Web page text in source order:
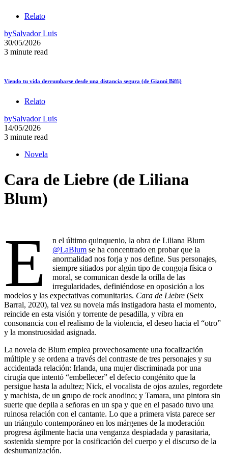
Relato
bySalvador Luis
30/05/2026
3 minute read
Viendo tu vida derrumbarse desde una distancia segura (de Gianni Biffi)
Relato
bySalvador Luis
14/05/2026
3 minute read
Novela
Cara de Liebre (de Liliana
Blum)
E
n el último quinquenio, la obra de Liliana Blum
@LaBlum se ha concentrado en probar que la
anormalidad nos forja y nos define. Sus personajes,
siempre sitiados por algún tipo de congoja física o
moral, se comunican desde la orilla de las
irregularidades, definiéndose en oposición a los
modelos y las expectativas comunitarias. Cara de Liebre (Seix
Barral, 2020), tal vez su novela más instigadora hasta el momento,
reincide en esta visión y torrente de pesadilla, y vibra en
consonancia con el realismo de la violencia, el deseo hacia el “otro”
y la monstruosidad asignada.
La novela de Blum emplea provechosamente una focalización
múltiple y se ordena a través del contraste de tres personajes y su
accidentada relación: Irlanda, una mujer discriminada por una
cirugía que intentó “embellecer” el defecto congénito que la
persigue hasta la adultez; Nick, el vocalista de ojos azules, regordete
y machista, de un grupo de rock anodino; y Tamara, una pintora sin
suerte que depila a señoras en un spa y que en el pasado tuvo una
ruinosa relación con el cantante. Lo que a primera vista parece ser
un triángulo contemporáneo en los márgenes de la moderación
progresa ágilmente hacia una venganza despiadada y parasitaria,
sostenida siempre por la cosificación del cuerpo y el discurso de la
deshumanización.